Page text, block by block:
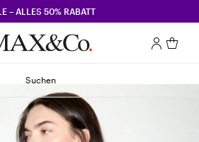
– ALLES 50% RABATT
Suchen